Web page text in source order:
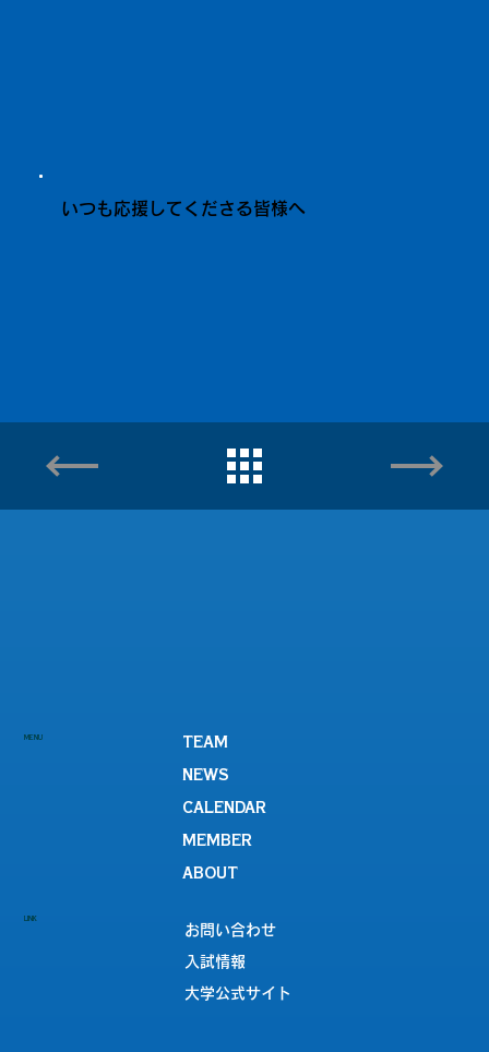
いつも応援してくださる皆様へ
MENU
TEAM
NEWS
CALENDAR
MEMBER
ABOUT
LINK
お問い合わせ
入試情報
大学公式サイト